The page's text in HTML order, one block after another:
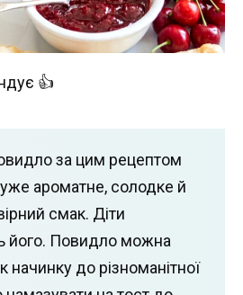
👍
за цим рецептом
ароматне, солодке й
смак. Діти
його. Повидло можна
начинку до різноманітної